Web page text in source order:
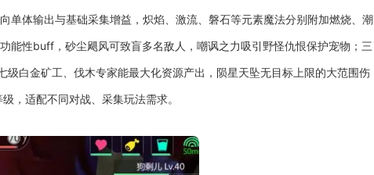
单体输出与基础采集增益，炽焰、激流、磐石等元素魔法分别附加燃烧、潮
能性buff，砂尘飓风可致盲多名敌人，嘲讽之力吸引野怪仇恨保护宠物；三
白金矿工、伐木专家能最大化资源产出，陨星天坠无目标上限的大范围伤
，适配不同对战、采集玩法需求。